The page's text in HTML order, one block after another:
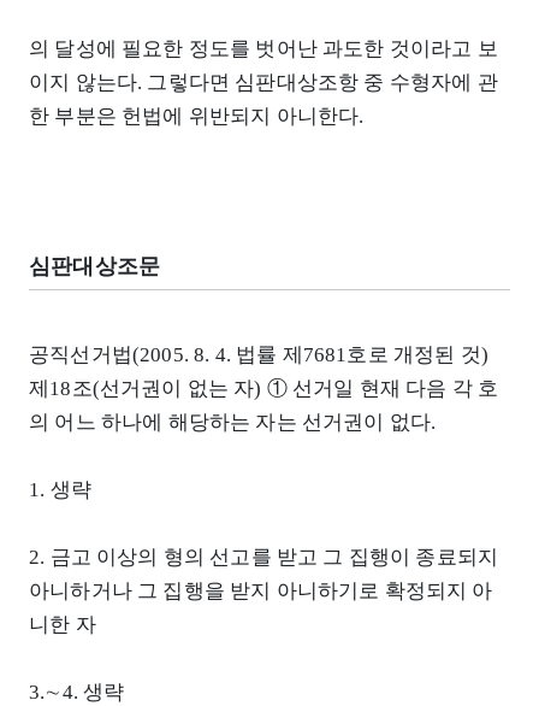
의 달성에 필요한 정도를 벗어난 과도한 것이라고 보
이지 않는다. 그렇다면 심판대상조항 중 수형자에 관
한 부분은 헌법에 위반되지 아니한다.
심판대상조문
공직선거법(2005. 8. 4. 법률 제7681호로 개정된 것)
제18조(선거권이 없는 자) ① 선거일 현재 다음 각 호
의 어느 하나에 해당하는 자는 선거권이 없다.
1. 생략
2. 금고 이상의 형의 선고를 받고 그 집행이 종료되지
아니하거나 그 집행을 받지 아니하기로 확정되지 아
니한 자
3.∼4. 생략